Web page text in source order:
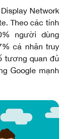
Network
Theo các tính
người dùng
cá nhân truy
tương quan đủ
Google mạnh